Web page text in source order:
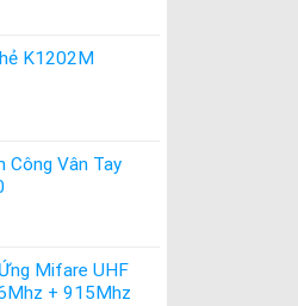
K1202M
Công Vân Tay
Mifare UHF
+ 915Mhz